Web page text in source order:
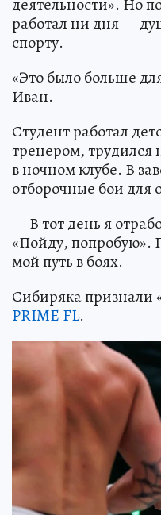
работал ни дня —
спорту.
«Это было больше
Иван.
Студент работал
тренером, трудился
в ночном клубе. В
отборочные бои для
— В тот день я
«Пойду, попробую».
мой путь в боях.
Сибиряка признали
PRIME FL.